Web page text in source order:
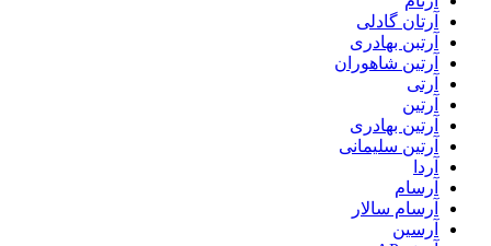
آرتان گادلی
آرتبن بهادری
آرتين شاهوران
آرتی
آرتین
آرتین بهادری
آرتین سلیمانی
آردا
آرسام
آرسام سالار
آرسین